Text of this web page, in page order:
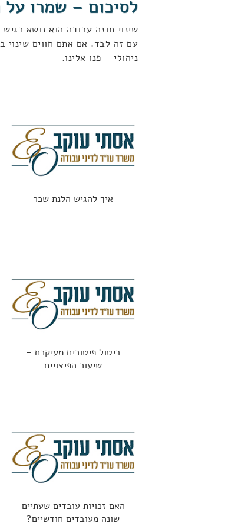
לסיכום – שמרו על
שינוי חוזה עבודה הוא נושא
עם זה לבד. אם אתם חווים שינוי
ניהולי – פנו אלינו.
איך להגיש הלנת שכר
ביטול פיטורים מעיקרם –
שיעור הפיצויים
האם זכויות עובדים שעתיים
שונה מעובדים חודשיים?